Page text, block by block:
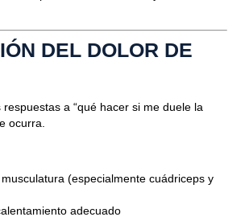
DEL DOLOR DE
a “qué hacer si me duele la
ocurra.
(especialmente cuádriceps y
adecuado